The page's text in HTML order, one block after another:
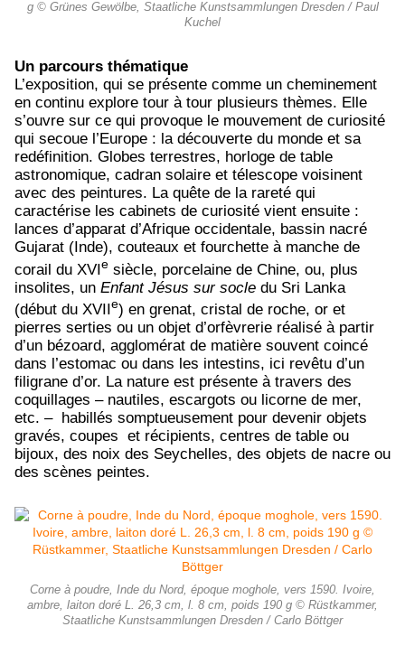
g © Grünes Gewölbe, Staatliche Kunstsammlungen Dresden / Paul
Kuchel
Un parcours thématique
L’exposition, qui se présente comme un cheminement
en continu explore tour à tour plusieurs thèmes. Elle
s’ouvre sur ce qui provoque le mouvement de curiosité
qui secoue l’Europe : la découverte du monde et sa
redéfinition. Globes terrestres, horloge de table
astronomique, cadran solaire et télescope voisinent
avec des peintures. La quête de la rareté qui
caractérise les cabinets de curiosité vient ensuite :
lances d’apparat d’Afrique occidentale, bassin nacré
Gujarat (Inde), couteaux et fourchette à manche de
corail du XVIe siècle, porcelaine de Chine, ou, plus
insolites, un Enfant Jésus sur socle du Sri Lanka
(début du XVII e) en grenat, cristal de roche, or et
pierres serties ou un objet d’orfèvrerie réalisé à partir
d’un bézoard, agglomérat de matière souvent coincé
dans l’estomac ou dans les intestins, ici revêtu d’un
filigrane d’or. La nature est présente à travers des
coquillages – nautiles, escargots ou licorne de mer,
etc. – habillés somptueusement pour devenir objets
gravés, coupes et récipients, centres de table ou
bijoux, des noix des Seychelles, des objets de nacre ou
des scènes peintes.
Corne à poudre, Inde du Nord, époque moghole, vers 1590. Ivoire,
ambre, laiton doré L. 26,3 cm, l. 8 cm, poids 190 g © Rüstkammer,
Staatliche Kunstsammlungen Dresden / Carlo Böttger